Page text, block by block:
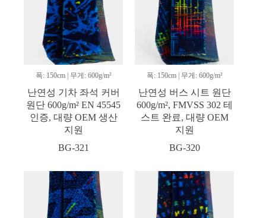
폭: 150cm | 무게: 600g/m²
난연성 기차 좌석 커버
원단 600g/m² EN 45545
인증, 대량 OEM 생산
지원
BG-321
폭: 150cm | 무게: 600g/m²
난연성 버스 시트 원단
600g/m², FMVSS 302 테
스트 완료, 대량 OEM
지원
BG-320